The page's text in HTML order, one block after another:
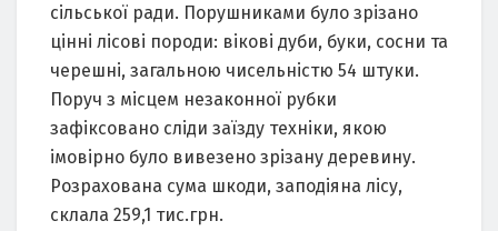
сільської ради. Порушниками було зрізано
цінні лісові породи: вікові дуби, буки, сосни та
черешні, загальною чисельністю 54 штуки.
Поруч з місцем незаконної рубки
зафіксовано сліди заїзду техніки, якою
імовірно було вивезено зрізану деревину.
Розрахована сума шкоди, заподіяна лісу,
склала 259,1 тис.грн.